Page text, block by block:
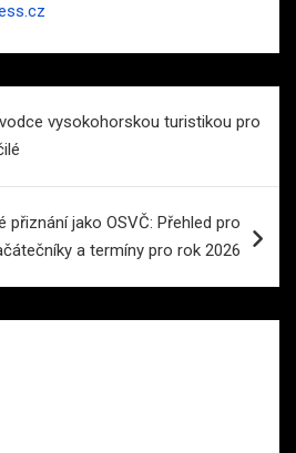
vysokohorskou turistikou pro
přiznání jako OSVČ: Přehled pro
a termíny pro rok 2026